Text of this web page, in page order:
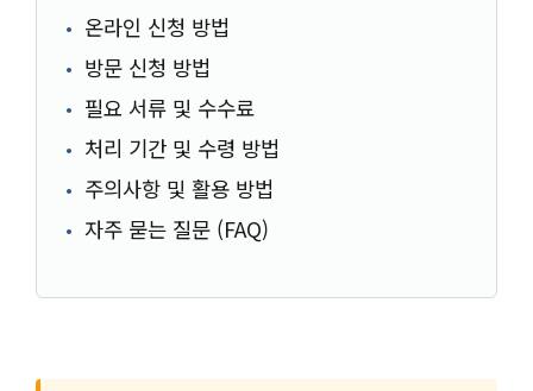
온라인 신청 방법
방문 신청 방법
필요 서류 및 수수료
처리 기간 및 수령 방법
주의사항 및 활용 방법
자주 묻는 질문 (FAQ)